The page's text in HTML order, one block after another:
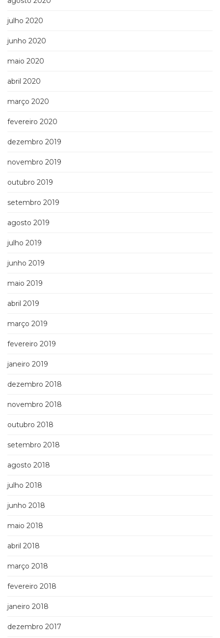
julho 2020
junho 2020
maio 2020
abril 2020
março 2020
fevereiro 2020
dezembro 2019
novembro 2019
outubro 2019
setembro 2019
agosto 2019
julho 2019
junho 2019
maio 2019
abril 2019
março 2019
fevereiro 2019
janeiro 2019
dezembro 2018
novembro 2018
outubro 2018
setembro 2018
agosto 2018
julho 2018
junho 2018
maio 2018
abril 2018
março 2018
fevereiro 2018
janeiro 2018
dezembro 2017